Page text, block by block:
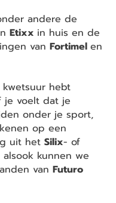
andere de
Etixx in huis en de
van Fortimel en
hebt
je voelt dat je
onder je sport,
op een
uit het Silix- of
alsook kunnen we
van Futuro